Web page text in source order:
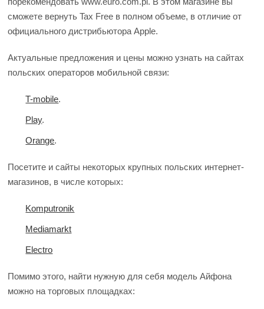
сможете вернуть Tax Free в полном объеме, в отличие от
официального дистрибьютора Apple.
Актуальные предложения и цены можно узнать на сайтах
польских операторов мобильной связи:
T-mobile.
Play.
Orange.
Посетите и сайты некоторых крупных польских интернет-
магазинов, в числе которых:
Komputronik
Mediamarkt
Electro
Помимо этого, найти нужную для себя модель Айфона
можно на торговых площадках: